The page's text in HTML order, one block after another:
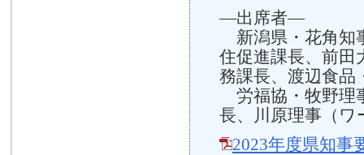
―出席者―
新潟県・花角知
住促進課長、前田
務課長、渡辺食品
労福協・牧野理
長、川原理事（ワ
2023年度県知事